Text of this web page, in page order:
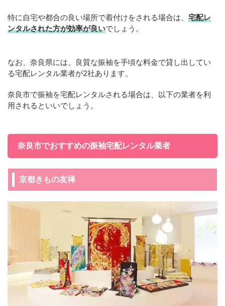
特に自宅や都合の良い場所で着付けをされる場合は、 宅配レ
ンタルされた方が効率が良いでしょう。
なお、奈良県には、良質な振袖を手頃な料金で貸し出してい
る宅配レンタル業者が2社あります。
奈良市で振袖を宅配レンタルされる場合は、以下の業者を利
用されるといいでしょう。
奈良市でおすすめの振袖宅配レンタル業者
京都きもの友禅